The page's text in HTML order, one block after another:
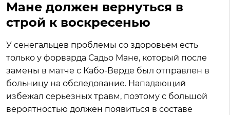
Мане должен вернуться в
строй к воскресенью
У сенегальцев проблемы со здоровьем есть
только у форварда Садьо Мане, который после
замены в матче с Кабо-Верде был отправлен в
больницу на обследование. Нападающий
избежал серьезных травм, поэтому с большой
вероятностью должен появиться в составе